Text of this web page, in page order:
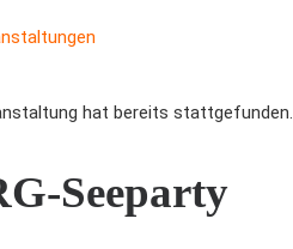
hat bereits stattgefunden.
Seeparty